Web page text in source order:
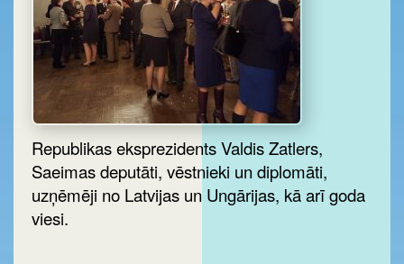
Republikas eksprezidents Valdis Zatlers,
Saeimas deputāti, vēstnieki un diplomāti,
uzņēmēji no Latvijas un Ungārijas, kā arī goda
viesi.